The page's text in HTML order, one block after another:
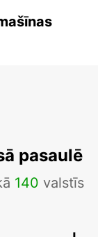
pasaulē
140 valstīs